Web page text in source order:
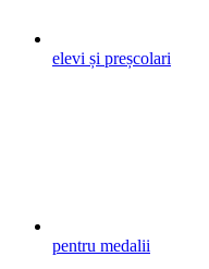
elevi și preșcolari
pentru medalii